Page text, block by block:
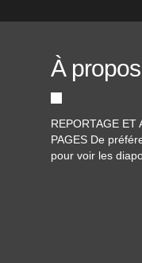
À propos
REPORTAGE ET
PAGES De
pour voir les